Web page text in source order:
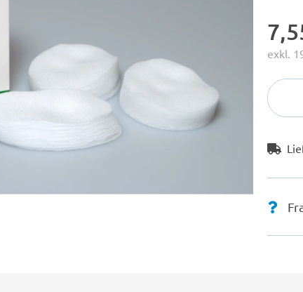
exkl.